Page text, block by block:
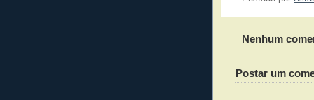
Nenhum
Postar um